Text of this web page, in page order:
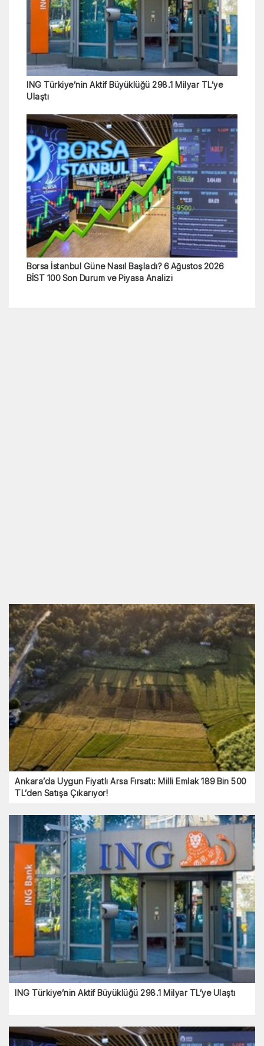
ING Türkiye’nin Aktif Büyüklüğü 298.1 Milyar TL’ye
Ulaştı
Borsa İstanbul Güne Nasıl Başladı? 6 Ağustos 2026
BİST 100 Son Durum ve Piyasa Analizi
Ankara’da Uygun Fiyatlı Arsa Fırsatı: Milli Emlak 189 Bin 500
TL’den Satışa Çıkarıyor!
ING Türkiye’nin Aktif Büyüklüğü 298.1 Milyar TL’ye Ulaştı